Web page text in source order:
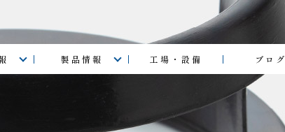
製品情報 工場・設備 ブログ